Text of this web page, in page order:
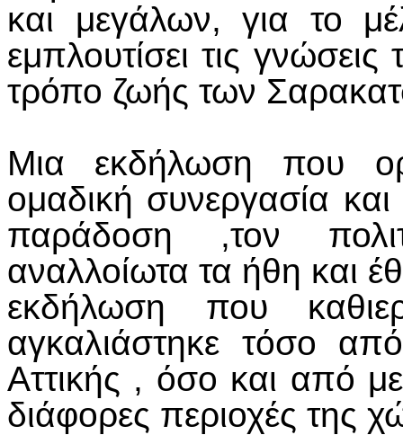
και μεγάλων, για το
εμπλουτίσει τις
τρόπο ζωής των
Μια εκδήλωση που
ομαδική συνεργασία
παράδοση ,τον
αναλλοίωτα τα ήθη και
εκδήλωση που
αγκαλιάστηκε τόσο
Αττικής , όσο και από
διάφορες περιοχές της